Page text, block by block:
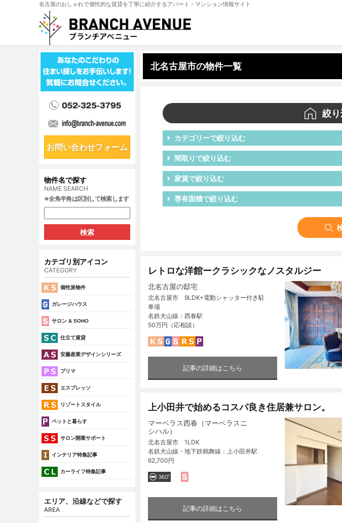
名古屋のおしゃれで個性的な賃貸を丁寧に紹介するアパート・マンション情報サイト
北名古屋市の物件一覧
絞
カテゴリーで絞り込む
間取りで絞り込む
家賃で絞り込む
専有面積で絞り込む
レトロな洋館ークラシックなノスタルジー
北名古屋の邸宅
北名古屋市 9LDK+電動シャッター付き駐
車場
名鉄犬山線：西春駅
50万円（応相談）
記事の詳細はこちら
上小田井で始めるコスパ良き住居兼サロン。
マーベラス西春（マーベラスニ
シハル）
北名古屋市 1LDK
名鉄犬山線・地下鉄鶴舞線：上小田井駅
62,700円
記事の詳細はこちら
お問い合わせフォーム
物件名で探す
NAME SEARCH
※全角半角は区別して検索します
カテゴリ別アイコン
CATEGORY
個性派物件
ガレージハウス
サロン & SOHO
仕立て賃貸
安藤産業デザインシリーズ
プリマ
エスプレッソ
リゾートスタイル
ペットと暮らす
サロン開業サポート
インテリア特集記事
カーライフ特集記事
エリア、沿線などで探す
AREA